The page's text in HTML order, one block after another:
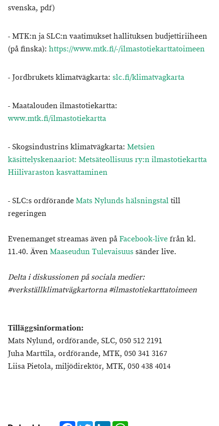
svenska, pdf)
- MTK:n ja SLC:n vaatimukset hallituksen budjettiriiheen
(på finska): https://www.mtk.fi/-/ilmastotiekarttatoimeen
- Jordbrukets klimatvägkarta: slc.fi/klimatvagkarta
- Maatalouden ilmastotiekartta:
www.mtk.fi/ilmastotiekartta
- Skogsindustrins klimatvägkarta: Metsien
käsittelyskenaariot: Metsäteollisuus ry:n ilmastotiekartta
Hiilivaraston kasvattaminen
- SLC:s ordförandeMats Nylunds hälsningstaltill
regeringen
Evenemanget streamas även påFacebook-livefrån kl.
11.40. ÄvenMaaseudun Tulevaisuussänder live.
Delta i diskussionen på sociala medier:
#verkställklimatvägkartorna #ilmastotiekarttatoimeen
Tilläggsinformation:
Mats Nylund, ordförande, SLC, 050 512 2191
Juha Marttila, ordförande, MTK, 050 341 3167
Liisa Pietola, miljödirektör, MTK, 050 438 4014